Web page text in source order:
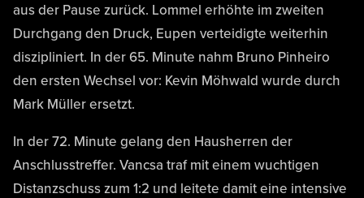
aus der Pause zurück. Lommel erhöhte im zweiten
Durchgang den Druck, Eupen verteidigte weiterhin
diszipliniert. In der 65. Minute nahm Bruno Pinheiro
den ersten Wechsel vor: Kevin Möhwald wurde durch
Mark Müller ersetzt.
In der 72. Minute gelang den Hausherren der
Anschlusstreffer. Vancsa traf mit einem wuchtigen
Distanzschuss zum 1:2 und leitete damit eine intensive